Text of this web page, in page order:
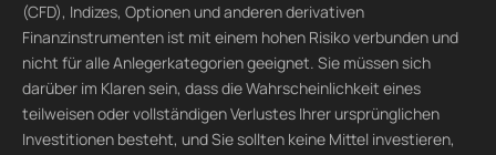
(CFD), Indizes, Optionen und anderen derivativen
Finanzinstrumenten ist mit einem hohen Risiko verbunden und
nicht für alle Anlegerkategorien geeignet. Sie müssen sich
darüber im Klaren sein, dass die Wahrscheinlichkeit eines
teilweisen oder vollständigen Verlustes Ihrer ursprünglichen
Investitionen besteht, und Sie sollten keine Mittel investieren,